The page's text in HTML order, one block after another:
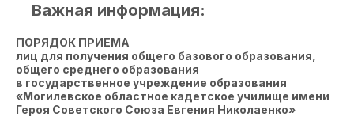
Важная информация:
ПОРЯДОК ПРИЕМА
лиц для получения общего базового образования,
общего среднего образования
в государственное учреждение образования
«Могилевское областное кадетское училище имени
Героя Советского Союза Евгения Николаенко»